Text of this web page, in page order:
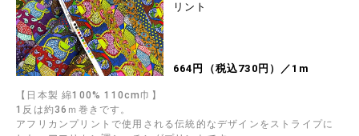
リント
664円（税込730円）／1m
【日本製 綿100% 110cm巾】
1反は約36ｍ巻きです。
アフリカンプリントで使用される伝統的なデザインをストライプに